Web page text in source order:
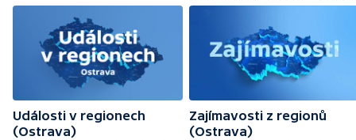
Události v regionech
(Ostrava)
Zajímavosti z regionů
(Ostrava)